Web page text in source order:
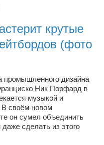
— магазин велосипедов
НА ЗАКАЗ
мужской одежды
центр
крутые
(фото
промышленного дизайна
Ник Порфард в
музыкой и
В своём новом
он сумел объединить
сделать из этого